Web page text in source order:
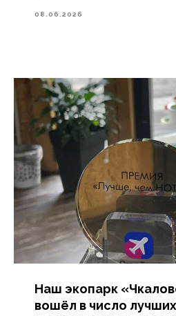
08.06.2026
Наш экопарк
вошёл в число